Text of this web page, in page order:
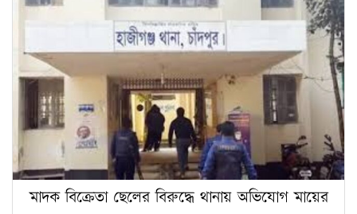
মাদক বিক্রেতা ছেলের বিরুদ্ধে থানায় অভিযোগ মায়ের